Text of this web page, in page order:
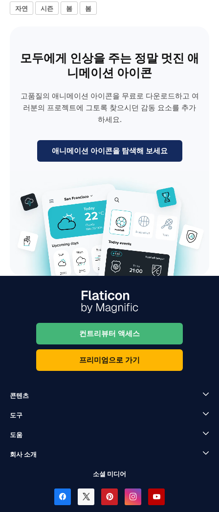
자연 시즌 봄 봄
모두에게 인상을 주는 정말 멋진 애
니메이션 아이콘
고품질의 애니메이션 아이콘을 무료로 다운로드하고 여
러분의 프로젝트에 그토록 찾으시던 감동 요소를 추가
하세요.
애니메이션 아이콘을 탐색해 보세요
컨트리뷰터 액세스
프리미엄으로 가기
콘텐츠
도구
도움
회사 소개
소셜 미디어